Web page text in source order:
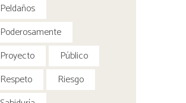
Peldaños
Poderosamente
Proyecto
Público
Respeto
Riesgo